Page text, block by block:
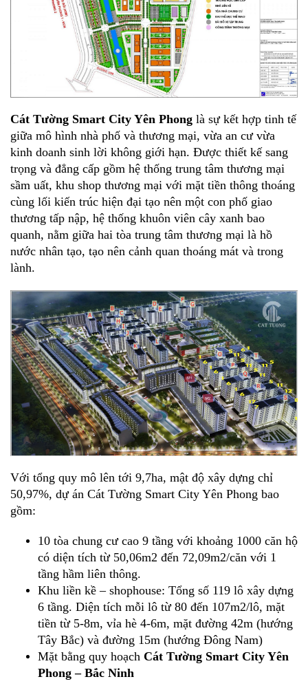
Cát Tường Smart City Yên Phong là sự kết hợp tinh tế
giữa mô hình nhà phố và thương mại, vừa an cư vừa
kinh doanh sinh lời không giới hạn. Được thiết kế sang
trọng và đẳng cấp gồm hệ thống trung tâm thương mại
sầm uất, khu shop thương mại với mặt tiền thông thoáng
cùng lối kiến trúc hiện đại tạo nên một con phố giao
thương tấp nập, hệ thống khuôn viên cây xanh bao
quanh, nằm giữa hai tòa trung tâm thương mại là hồ
nước nhân tạo, tạo nên cảnh quan thoáng mát và trong
lành.
Với tổng quy mô lên tới 9,7ha, mật độ xây dựng chỉ
50,97%, dự án Cát Tường Smart City Yên Phong bao
gồm:
10 tòa chung cư cao 9 tầng với khoảng 1000 căn hộ
có diện tích từ 50,06m2 đến 72,09m2/căn với 1
tầng hầm liên thông.
Khu liền kề – shophouse: Tổng số 119 lô xây dựng
6 tầng. Diện tích mỗi lô từ 80 đến 107m2/lô, mặt
tiền từ 5-8m, vỉa hè 4-6m, mặt đường 42m (hướng
Tây Bắc) và đường 15m (hướng Đông Nam)
Mặt bằng quy hoạch Cát Tường Smart City Yên
Phong – Bắc Ninh